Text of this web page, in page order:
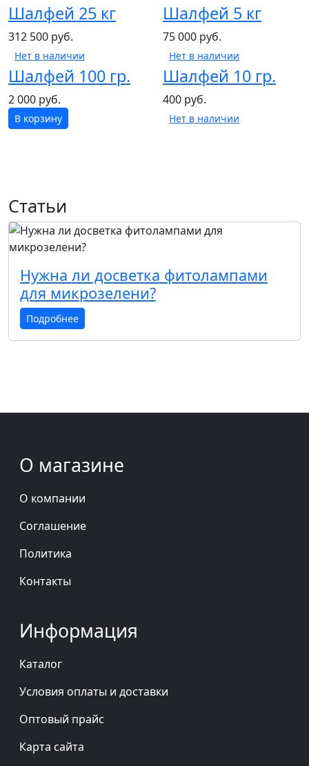
Шалфей 25 кг
312 500 руб.
Нет в наличии
Шалфей 5 кг
75 000 руб.
Нет в наличии
Шалфей 100 гр.
2 000 руб.
В корзину
Шалфей 10 гр.
400 руб.
Нет в наличии
Статьи
Нужна ли досветка фитолампами
для микрозелени?
Подробнее
О магазине
О компании
Соглашение
Политика
Контакты
Информация
Каталог
Условия оплаты и доставки
Оптовый прайс
Карта сайта